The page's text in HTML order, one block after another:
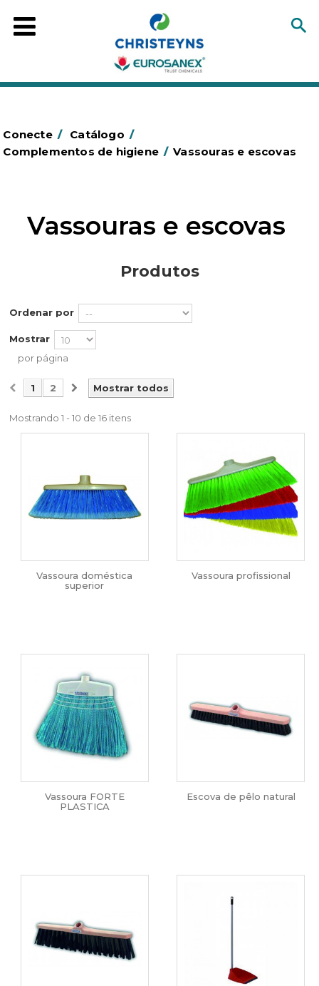
Conecte / Catálogo /
Complementos de higiene / Vassouras e escovas
Vassouras e escovas
Produtos
Ordenar por
Mostrar
por página
Mostrar todos
1 2
Mostrando 1 - 10 de 16 itens
Vassoura doméstica
superior
Vassoura profissional
Vassoura FORTE
PLASTICA
Escova de pêlo natural